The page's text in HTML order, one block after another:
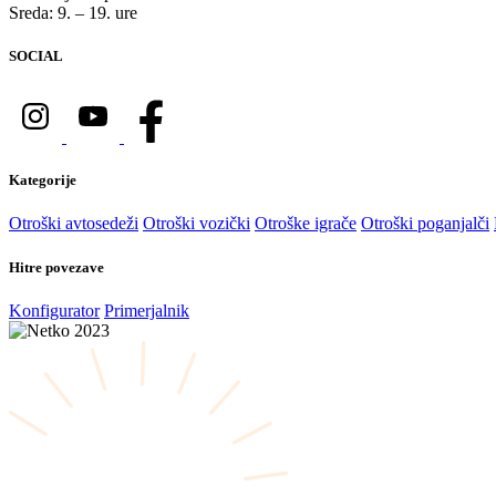
Sreda: 9. – 19. ure
SOCIAL
Kategorije
Otroški avtosedeži Otroški vozički Otroške igrače Otroški poganjalči
Hitre povezave
Konfigurator Primerjalnik